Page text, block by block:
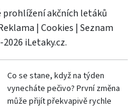
akčních letáků
| Cookies | Seznam
iLetaky.cz.
Co se stane, když na týden
vynecháte pečivo? První změna
může přijít překvapivě rychle